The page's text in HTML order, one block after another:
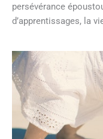
persévérance
d’apprentissages, la